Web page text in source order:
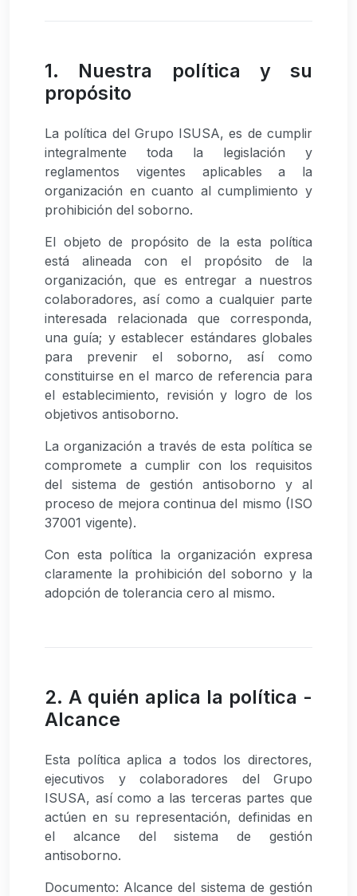
1. Nuestra política y su
propósito
La política del Grupo ISUSA, es de cumplir
integralmente toda la legislación y
reglamentos vigentes aplicables a la
organización en cuanto al cumplimiento y
prohibición del soborno.
El objeto de propósito de la esta política
está alineada con el propósito de la
organización, que es entregar a nuestros
colaboradores, así como a cualquier parte
interesada relacionada que corresponda,
una guía; y establecer estándares globales
para prevenir el soborno, así como
constituirse en el marco de referencia para
el establecimiento, revisión y logro de los
objetivos antisoborno.
La organización a través de esta política se
compromete a cumplir con los requisitos
del sistema de gestión antisoborno y al
proceso de mejora continua del mismo (ISO
37001 vigente).
Con esta política la organización expresa
claramente la prohibición del soborno y la
adopción de tolerancia cero al mismo.
2. A quién aplica la política -
Alcance
Esta política aplica a todos los directores,
ejecutivos y colaboradores del Grupo
ISUSA, así como a las terceras partes que
actúen en su representación, definidas en
el alcance del sistema de gestión
antisoborno.
Documento: Alcance del sistema de gestión